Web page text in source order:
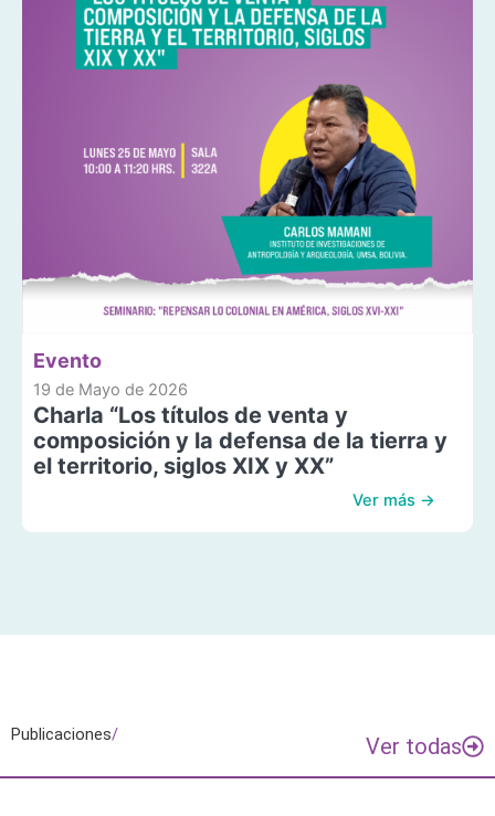
Evento
19 de Mayo de 2026
Charla “Los títulos de venta y
composición y la defensa de la tierra y
el territorio, siglos XIX y XX”
Ver más →
Publicaciones/ Ver todas